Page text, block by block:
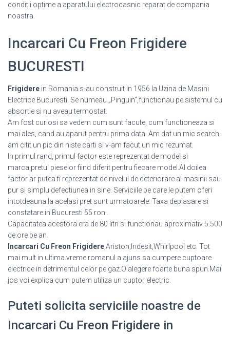
conditii optime a aparatului electrocasnic reparat de compania
noastra.
Incarcari Cu Freon Frigidere
BUCURESTI
Frigidere in Romania s-au construit in 1956 la Uzina de Masini
Electrice Bucuresti. Se numeau „Pinguin”,functionau pe sistemul cu
absortie si nu aveau termostat.
Am fost curiosi sa vedem cum sunt facute, cum functioneaza si
mai ales, cand au aparut pentru prima data. Am dat un mic search,
am citit un pic din niste carti si v-am facut un mic rezumat.
In primul rand, primul factor este reprezentat de model si
marca,pretul pieselor fiind diferit pentru fiecare model.Al doilea
factor ar putea fi reprezentat de nivelul de deteriorare al masinii sau
pur si simplu defectiunea in sine. Serviciile pe care le putem oferi
intotdeauna la acelasi pret sunt urmatoarele: Taxa deplasare si
constatare in Bucuresti 55 ron .
Capacitatea acestora era de 80 litri si functionau aproximativ 5.500
de ore pe an.
Incarcari Cu Freon Frigidere,Ariston,Indesit,Whirlpool etc. Tot
mai mult in ultima vreme romanul a ajuns sa cumpere cuptoare
electrice in detrimentul celor pe gaz.O alegere foarte buna spun.Mai
jos voi explica cum putem utiliza un cuptor electric.
Puteti solicita serviciile noastre de
Incarcari Cu Freon Frigidere in